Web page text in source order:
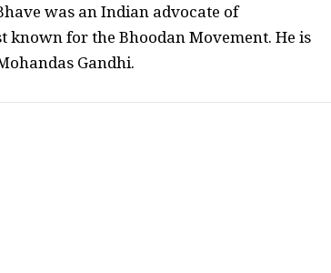
was an Indian advocate of
known for the Bhoodan Movement. He is
Gandhi.